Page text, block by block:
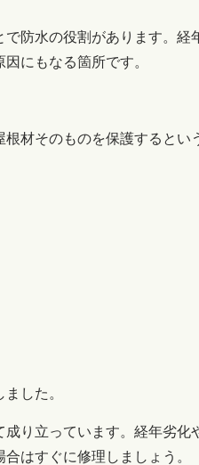
防水の役割があります。経
にもなる箇所です。
材そのものを保護するとい
した。
り立っています。経年劣化
はすぐに修理しましょう。